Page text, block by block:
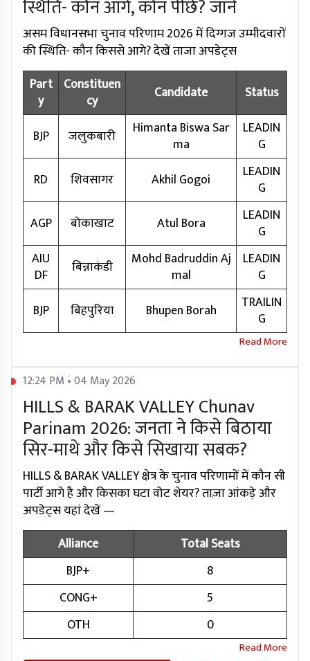
स्थिति- कौन आगे, कौन पीछे? जानें
असम विधानसभा चुनाव परिणाम 2026 में दिग्गज उम्मीदवारों
की स्थिति- कौन किससे आगे? देखें ताजा अपडेट्स
Part
y
Constituen
cy
Candidate Status
BJP जलुकबारी
Himanta Biswa Sar
ma
LEADIN
G
RD
शिवसागर Akhil Gogoi
LEADIN
G
AGP
बोकाखाट Atul Bora
LEADIN
G
AIU
DF
बिन्नाकंडी
Mohd Badruddin Aj
mal
LEADIN
G
BJP
बिहपुरिया Bhupen Borah
TRAILIN
G
12:24 PM • 04 May 2026
HILLS & BARAK VALLEY Chunav
Parinam 2026: जनता ने किसे बिठाया
सिर-माथे और किसे सिखाया सबक?
HILLS & BARAK VALLEY क्षेत्र के चुनाव परिणामों में कौन सी
पार्टी आगे है और किसका घटा वोट शेयर? ताज़ा आंकड़े और
अपडेट्स यहां देखें —
Alliance
Total Seats
BJP+
8
CONG+
5
OTH
0